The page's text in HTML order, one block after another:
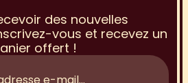
ewslette
des nouvelles
vous et recevez un
offert !